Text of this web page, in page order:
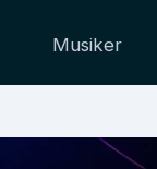
Musiker